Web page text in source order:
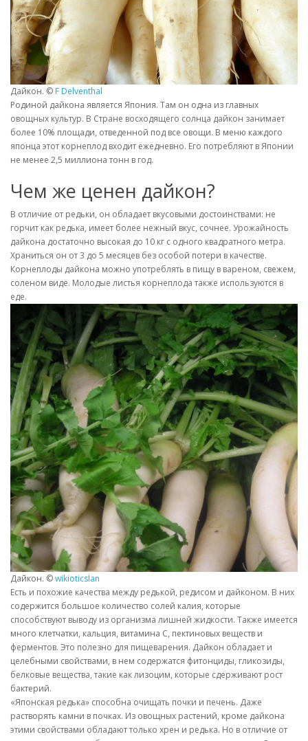
Дайкон. © F Delventhal
Родиной дайкона является Япония. Там он одна из главных
овощных культур. В Стране восходящего солнца дайкон занимает
более 10% площади, отведенной под все овощи. В меню каждого
японца этот корнеплод входит ежедневно. Его потребляют в Японии
не менее 2,5 миллиона тонн в год.
Чем же ценен дайкон?
В отличие от редьки, он обладает вкусовыми достоинствами: не
горчит как редька, имеет более нежный вкус, сочнее. Урожайность
дайкона достаточно высокая до 10 кг с одного квадратного метра.
Храниться он от 3 до 5 месяцев без особой потери в качестве.
Корнеплоды дайкона можно употреблять в пищу в вареном, свежем,
соленом виде. Молодые листья корнеплода также используются в
еде.
Дайкон. ©wikioticsIan
Есть и похожие качества между редькой, редисом и дайконом. В них
содержится большое количество солей калия, которые
способствуют выводу из организма лишней жидкости. Также имеется
много клетчатки, кальция, витамина C, пектиновых веществ и
ферментов. Это полезно для пищеварения. Дайкон обладает и
целебными свойствами, в нем содержатся фитонциды, гликозиды,
белковые вещества, такие как лизоцим, которые сдерживают рост
бактерий.
«Японская редька» способна очищать почки и печень. Даже
растворять камни в почках. Из овощных растений, кроме дайкона
этими свойствами обладают только хрен и редька. Но в отличие от